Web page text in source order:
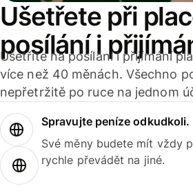
Ušetřete při
posílání i
Ušetříte na posílání i přijímání
více než 40 měnách. Všechno
nepřetržitě po ruce na jednom
Spravujte peníze odkudkoli.
Své měny budete mít vždy
rychle převádět na jiné.